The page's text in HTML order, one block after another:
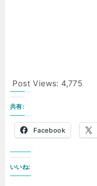
Post Views: 4,775
共有:
Facebook
いいね: